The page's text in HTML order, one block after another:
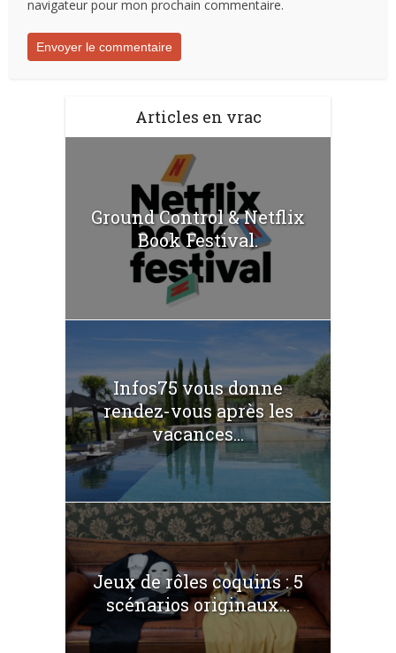
navigateur pour mon prochain commentaire.
Articles en vrac
Ground Control & Netflix
Book Festival.
Infos75 vous donne
rendez-vous après les
vacances...
Jeux de rôles coquins : 5
scénarios originaux...